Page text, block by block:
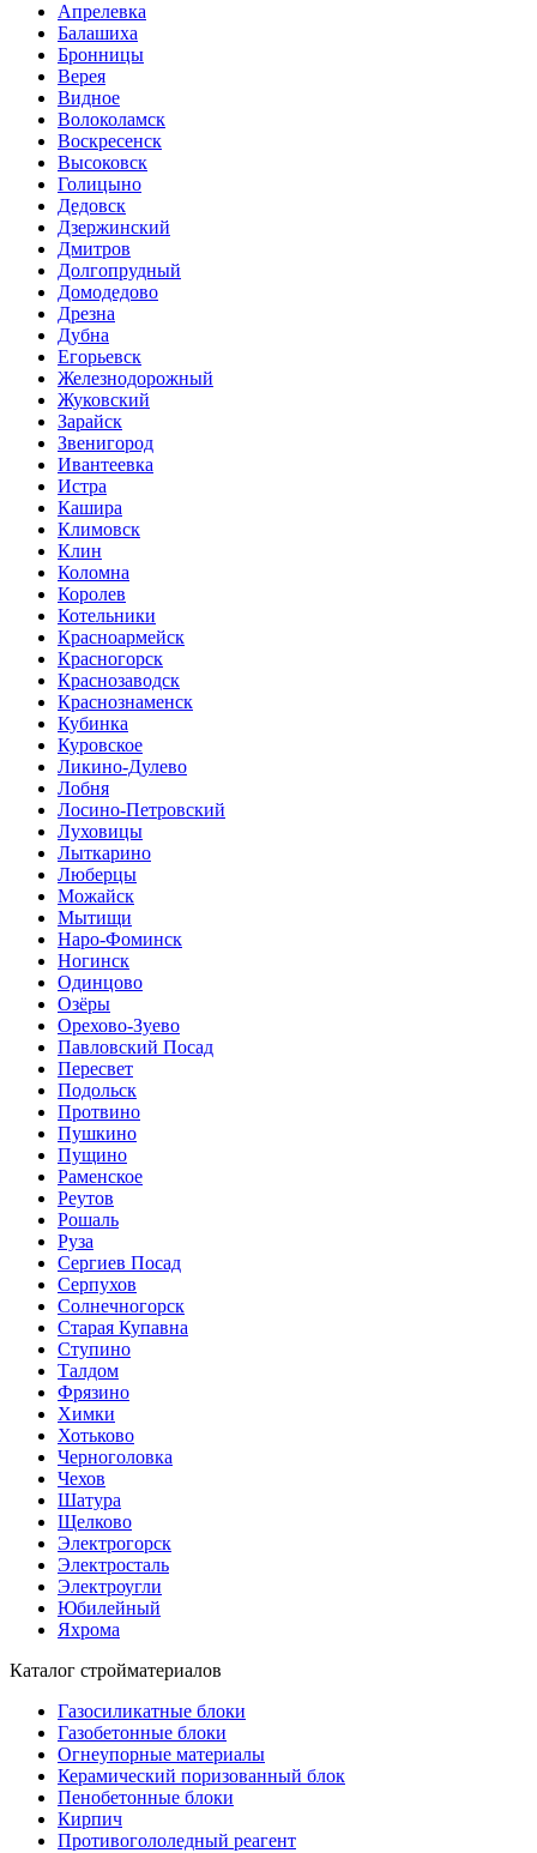
Апрелевка
Балашиха
Бронницы
Верея
Видное
Волоколамск
Воскресенск
Высоковск
Голицыно
Дедовск
Дзержинский
Дмитров
Долгопрудный
Домодедово
Дрезна
Дубна
Егорьевск
Железнодорожный
Жуковский
Зарайск
Звенигород
Ивантеевка
Истра
Кашира
Климовск
Клин
Коломна
Королев
Котельники
Красноармейск
Красногорск
Краснозаводск
Краснознаменск
Кубинка
Куровское
Ликино-Дулево
Лобня
Лосино-Петровский
Луховицы
Лыткарино
Люберцы
Можайск
Мытищи
Наро-Фоминск
Ногинск
Одинцово
Озёры
Орехово-Зуево
Павловский Посад
Пересвет
Подольск
Протвино
Пушкино
Пущино
Раменское
Реутов
Рошаль
Руза
Сергиев Посад
Серпухов
Солнечногорск
Старая Купавна
Ступино
Талдом
Фрязино
Химки
Хотьково
Черноголовка
Чехов
Шатура
Щелково
Электрогорск
Электросталь
Электроугли
Юбилейный
Яхрома
Каталог стройматериалов
Газосиликатные блоки
Газобетонные блоки
Огнеупорные материалы
Керамический поризованный блок
Пенобетонные блоки
Кирпич
Противогололедный реагент